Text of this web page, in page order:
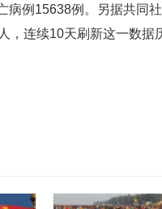
病例15638例。另据共同
，连续10天刷新这一数据